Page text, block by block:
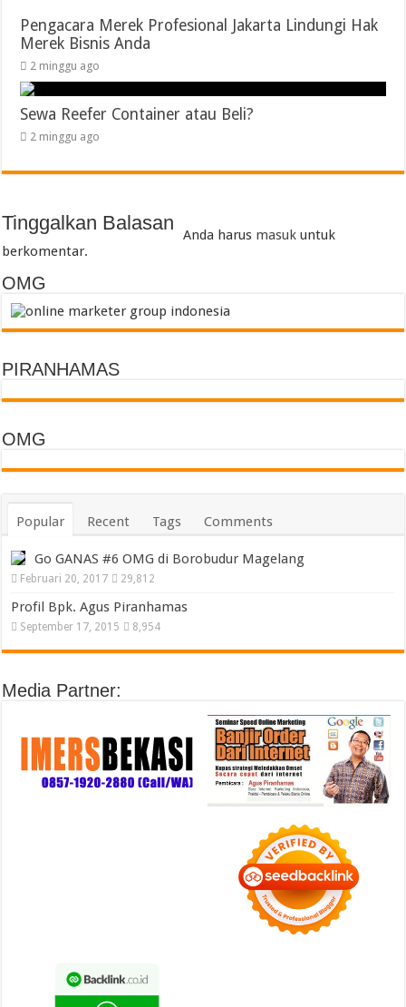
Pengacara Merek Profesional Jakarta Lindungi Hak
Merek Bisnis Anda
2 minggu ago
Sewa Reefer Container atau Beli?
2 minggu ago
Tinggalkan Balasan
Anda harus masuk untuk
berkomentar.
OMG
PIRANHAMAS
OMG
Popular Recent Tags Comments
Go GANAS #6 OMG di Borobudur Magelang
Februari 20, 2017 29,812
Profil Bpk. Agus Piranhamas
September 17, 2015 8,954
Media Partner: